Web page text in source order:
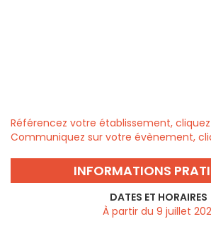
Référencez votre établissement,
Communiquez sur votre évènement,
INFORMATIONS
DATES ET HORAIRES
À partir du 9 juillet